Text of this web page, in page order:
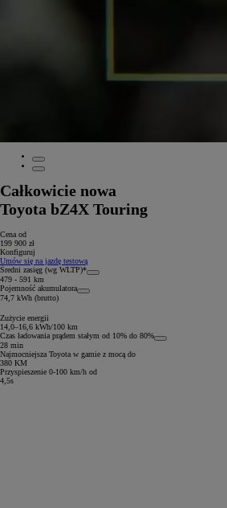
Całkowicie nowa
Toyota bZ4X Touring
Cena od
199 900 zł
Konfiguruj
Umów się na jazdę testową
Średni zasięg (wg WLTP)*
479 - 591 km
Pojemność akumulatora
74,7 kWh (brutto)
Zużycie energii
14,0–16,6 kWh/100 km
Czas ładowania prądem stałym od 10% do 80%
28 min
Najmocniejsza Toyota w gamie z mocą do
380 KM
Przyspieszenie 0-100 km/h od
4,5s